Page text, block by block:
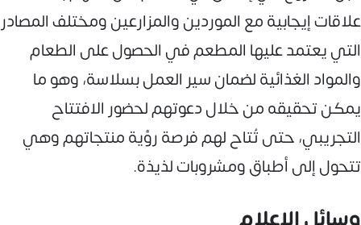
علاقات إيجابية مع الموردين والمزارعين ومختلف المصادر
التي يعتمد عليها المطعم في الحصول على الطعام
والمواد الغذائية لضمان سير العمل بسلاسة، وهو ما
يمكن تحقيقه من خلال دعوتهم لحضور الافتتاح
التجريبي، حتى تُتاح لهم فرصة رؤية منتجاتهم وهي
تتحول إلى أطباق ومشروبات لذيذة.